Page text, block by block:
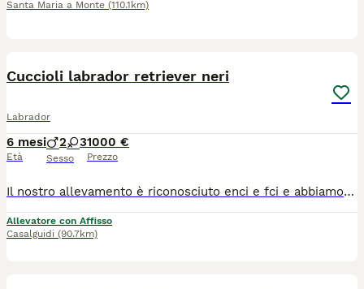
Santa Maria a Monte (110.1km)
Cuccioli labrador retriever neri
Labrador
6 mesi
Età
2 3
Sesso
1000 €
Prezzo
Il nostro allevamento è riconosciuto enci e fci e abbiamo 20 anni di esperienza nel settore. Attualmente abbiamo disponibilità di una bellissima cucciolata di neri, figli di riproduttori con importanti linee di sangue. I nostri cuccioli crescono in ambiente protetto, pulito e confortevole. Vengono socializzati ed educati con amore. I cuccioli vengono consegnati con cip , vaccini completi, libretto sanitario , pedigree , sverminazioni . I genitori sono tutti cani selezionati, testati per displasie di anche e gomiti e hanno tutti i test genetici per le patologie di razza. Quello che maggiormente ci contraddistingue come allevatori è l'assistenza costante, dopo l'adozione per aiutarvi nella crescita del vostro cucciolo
Allevatore con Affisso
Casalguidi (90.7km)